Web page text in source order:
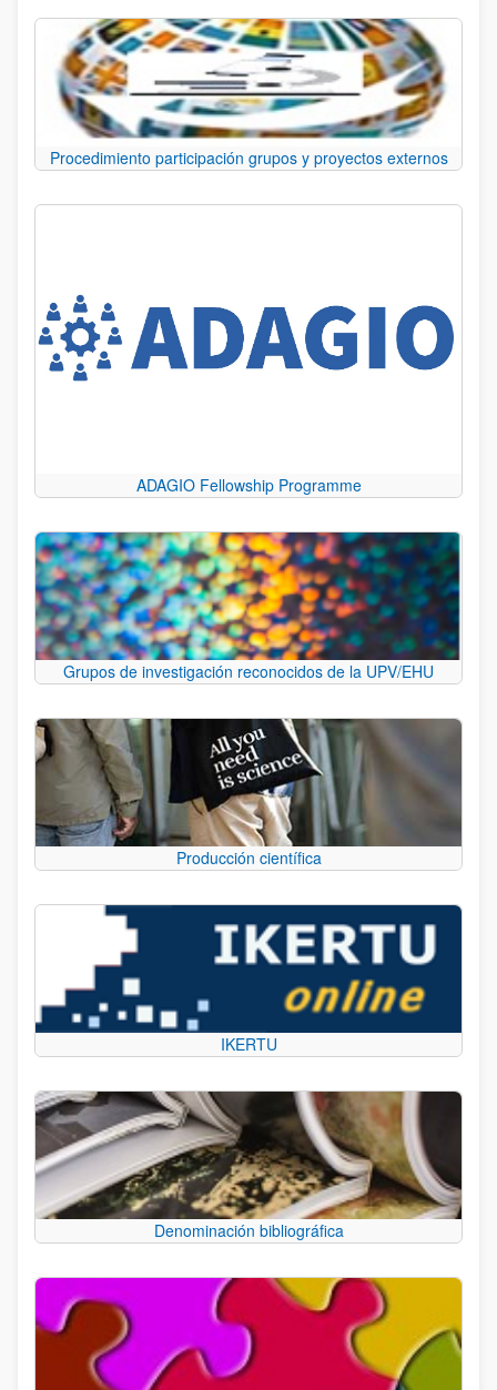
Procedimiento participación grupos y proyectos externos
ADAGIO Fellowship Programme
Grupos de investigación reconocidos de la UPV/EHU
Producción científica
IKERTU
Denominación bibliográfica